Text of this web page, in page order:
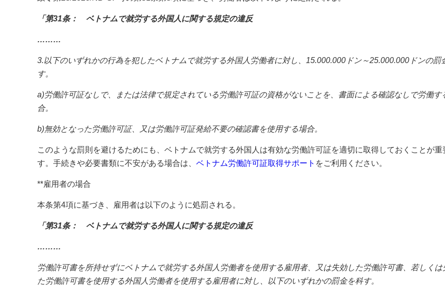
「第31条： ベトナムで就労する外国人に関する規定の違反
………
3.以下のいずれかの行為を犯したベトナムで就労する外国人労働者に対し、15.000.000ドン～25.000.000ドンの罰
す。
a)労働許可証なしで、または法律で規定されている労働許可証の資格がないことを、書面による確認なしで労働す
合。
b)無効となった労働許可証、又は労働許可証発給不要の確認書を使用する場合。
このような罰則を避けるためにも、ベトナムで就労する外国人は有効な労働許可証を適切に取得しておくことが重
す。手続きや必要書類に不安がある場合は、 ベトナム労働許可証取得サポート をご利用ください。
**雇用者の場合
本条第4項に基づき、雇用者は以下のように処罰される。
「第31条： ベトナムで就労する外国人に関する規定の違反
………
労働許可書を所持せずにベトナムで就労する外国人労働者を使用する雇用者、又は失効した労働許可書、若しくは
た労働許可書を使用する外国人労働者を使用する雇用者に対し、以下のいずれかの罰金を科す。